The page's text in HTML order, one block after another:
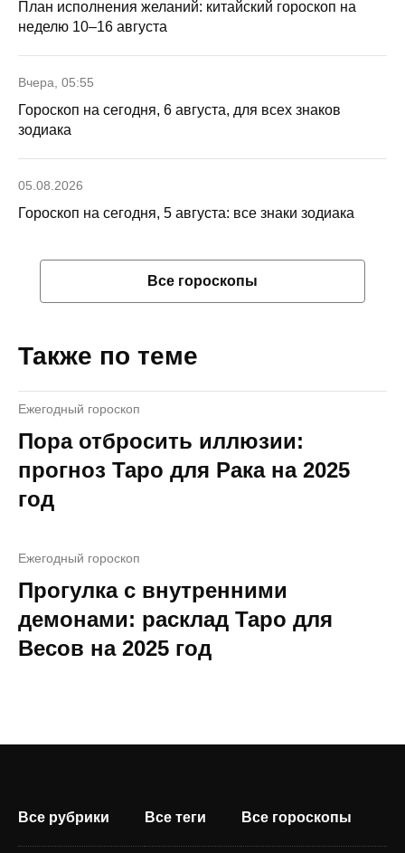
План исполнения желаний: китайский гороскоп на
неделю 10–16 августа
Вчера, 05:55
Гороскоп на сегодня, 6 августа, для всех знаков
зодиака
05.08.2026
Гороскоп на сегодня, 5 августа: все знаки зодиака
Все гороскопы
Также по теме
Ежегодный гороскоп
Пора отбросить иллюзии:
прогноз Таро для Рака на 2025
год
Ежегодный гороскоп
Прогулка с внутренними
демонами: расклад Таро для
Весов на 2025 год
Все рубрики Все теги Все гороскопы